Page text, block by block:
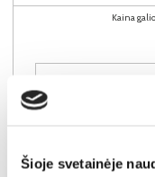
Šioje svetainėje
Kaina